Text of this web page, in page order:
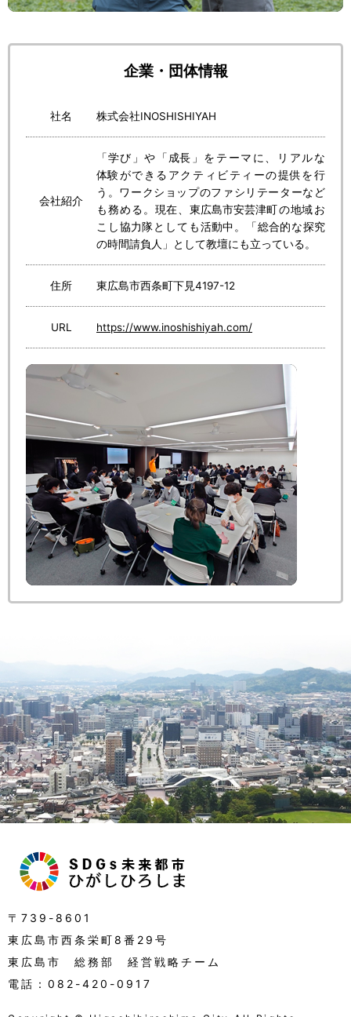
企業・団体情報
社名 株式会社INOSHISHIYAH
会社紹介
「学び」や「 成長 」をテーマに、リアルな
体験ができるアクティビティーの提供を行
う。ワークショップのファシリテーターなど
も務める。 現在、 東広島市安芸津町の地域お
こし協力隊としても活動中。「総合的な探究
の時間請負人 」として教壇にも立っている。
住所 東広島市西条町下見4197-12
URL https://www.inoshishiyah.com/
〒739-8601
東広島市西条栄町8 番 29 号
東広島市
総務部 経営戦略チーム
電話 ：082-420-0917